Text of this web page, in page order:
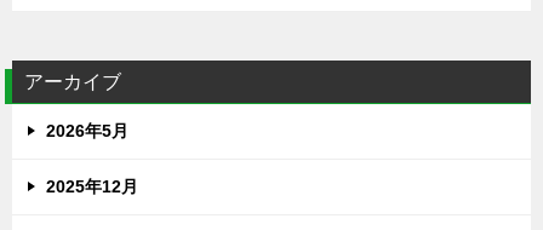
アーカイブ
2026年5月
2025年12月